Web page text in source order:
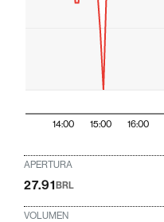
14:00 15:00 16:00
APERTURA
27.91BRL
VOLUMEN